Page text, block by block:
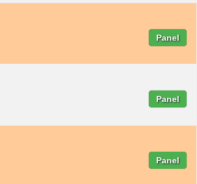
Panel
Panel
Panel